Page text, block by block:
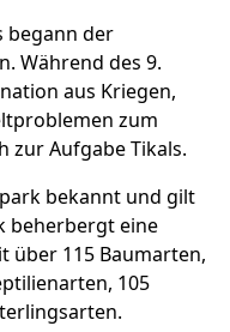
begann der
Während des 9.
aus Kriegen,
zum
zur Aufgabe Tikals.
bekannt und gilt
beherbergt eine
über 115 Baumarten,
105